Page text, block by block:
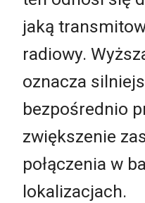
jaką
radiowy.
oznacza
bezpośrednio
zwiększenie
połączenia w
lokalizacjach.